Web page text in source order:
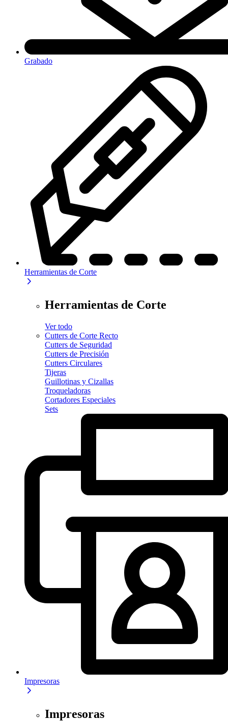
Grabado
Herramientas de Corte
Herramientas de Corte
Ver todo
Cutters de Corte Recto
Cutters de Seguridad
Cutters de Precisión
Cutters Circulares
Tijeras
Guillotinas y Cizallas
Troqueladoras
Cortadores Especiales
Sets
Impresoras
Impresoras